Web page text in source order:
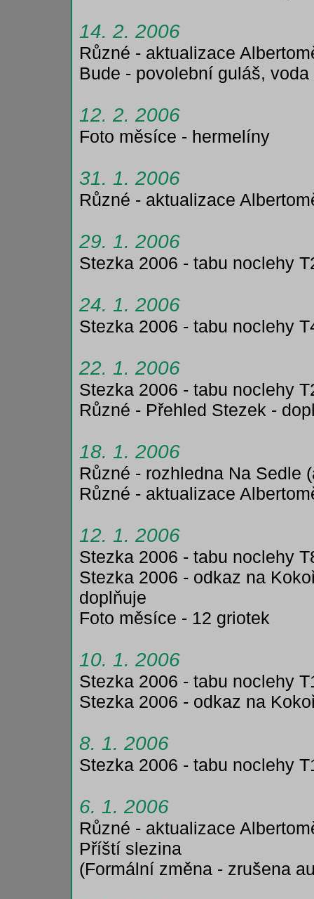
14. 2. 2006
Různé - aktualizace
Bude - povolební guláš, voda
12. 2. 2006
Foto měsíce - hermelíny
31. 1. 2006
Různé - aktualizace
29. 1. 2006
Stezka 2006 - tabu noclehy
24. 1. 2006
Stezka 2006 - tabu noclehy
22. 1. 2006
Stezka 2006 - tabu noclehy
Různé - Přehled Stezek -
18. 1. 2006
Různé - rozhledna Na Sedle
Různé - aktualizace
12. 1. 2006
Stezka 2006 - tabu noclehy
Stezka 2006 - odkaz na
doplňuje
Foto měsíce - 12 griotek
10. 1. 2006
Stezka 2006 - tabu noclehy
Stezka 2006 - odkaz na
8. 1. 2006
Stezka 2006 - tabu noclehy
6. 1. 2006
Různé - aktualizace
Příští slezina
(Formální změna - zrušena